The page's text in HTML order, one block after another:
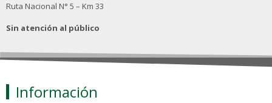
Ruta Nacional N° 5 – Km 33
Sin atención al público
Información